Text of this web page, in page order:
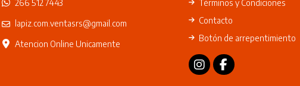
266 512 7443
lapiz.com.ventasrs@gmail.com
Atencion Online Unicamente
Términos y Condiciones
Contacto
Botón de arrepentimiento